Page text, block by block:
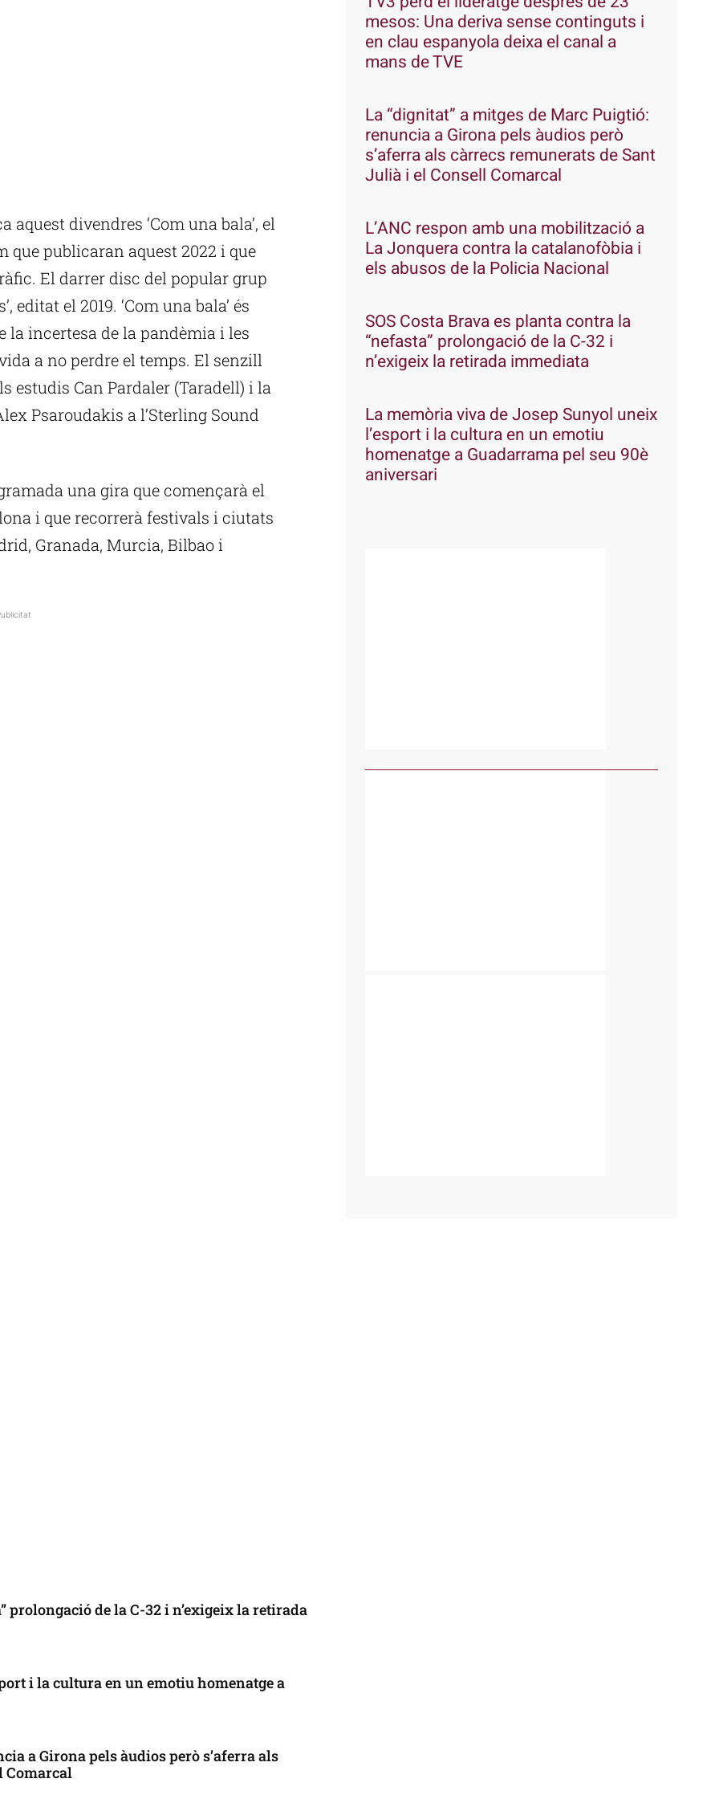
divendres ‘Com una bala’, el
publicaran aquest 2022 i que
El darrer disc del popular grup
editat el 2019. ‘Com una bala’ és
incertesa de la pandèmia i les
a no perdre el temps. El senzill
estudis Can Pardaler (Taradell) i la
Psaroudakis a l’Sterling Sound
una gira que començarà el
i que recorrerà festivals i ciutats
Granada, Murcia, Bilbao i
prolongació de la C-32 i n’exigeix la retirada
i la cultura en un emotiu homenatge a
a Girona pels àudios però s’aferra als
Comarcal
mesos: Una deriva sense continguts i
en clau espanyola deixa el canal a
mans de TVE
La “dignitat” a mitges de Marc Puigtió:
renuncia a Girona pels àudios però
s’aferra als càrrecs remunerats de Sant
Julià i el Consell Comarcal
L’ANC respon amb una mobilització a
La Jonquera contra la catalanofòbia i
els abusos de la Policia Nacional
SOS Costa Brava es planta contra la
“nefasta” prolongació de la C-32 i
n’exigeix la retirada immediata
La memòria viva de Josep Sunyol uneix
l’esport i la cultura en un emotiu
homenatge a Guadarrama pel seu 90è
aniversari